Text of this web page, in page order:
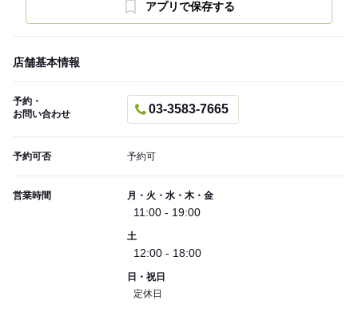
アプリで保存する
店舗基本情報
予約・
お問い合わせ
03-3583-7665
予約可否 予約可
営業時間 月・火・水・木・金
11:00 - 19:00
土
12:00 - 18:00
日・祝日
定休日